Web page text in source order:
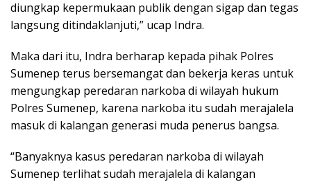
diungkap kepermukaan publik dengan sigap dan tegas
langsung ditindaklanjuti,” ucap Indra.
Maka dari itu, Indra berharap kepada pihak Polres
Sumenep terus bersemangat dan bekerja keras untuk
mengungkap peredaran narkoba di wilayah hukum
Polres Sumenep, karena narkoba itu sudah merajalela
masuk di kalangan generasi muda penerus bangsa.
“Banyaknya kasus peredaran narkoba di wilayah
Sumenep terlihat sudah merajalela di kalangan